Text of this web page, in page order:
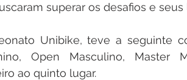
superar os desafios e
Unibike, teve a seguinte
Open Masculino, Master
ao quinto lugar.